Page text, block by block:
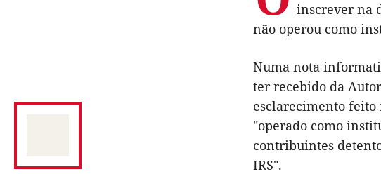
inscrever na
não operou como
Numa nota
ter recebido da
esclarecimento feito
"operado como
contribuintes
IRS".